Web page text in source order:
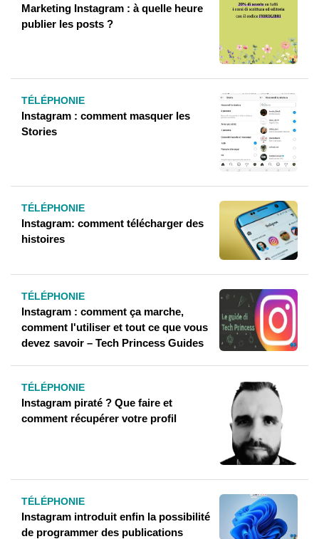
Marketing Instagram : à quelle heure
publier les posts ?
TÉLÉPHONIE
Instagram : comment masquer les
Stories
TÉLÉPHONIE
Instagram: comment télécharger des
histoires
TÉLÉPHONIE
Instagram : comment ça marche,
comment l'utiliser et tout ce que vous
devez savoir – Tech Princess Guides
TÉLÉPHONIE
Instagram piraté ? Que faire et
comment récupérer votre profil
TÉLÉPHONIE
Instagram introduit enfin la possibilité
de programmer des publications